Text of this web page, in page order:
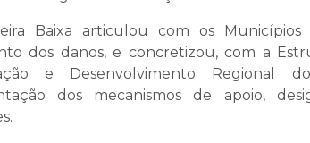
Baixa articulou com os
dos danos, e concretizou, com a
e Desenvolvimento Regional
dos mecanismos de apoio,